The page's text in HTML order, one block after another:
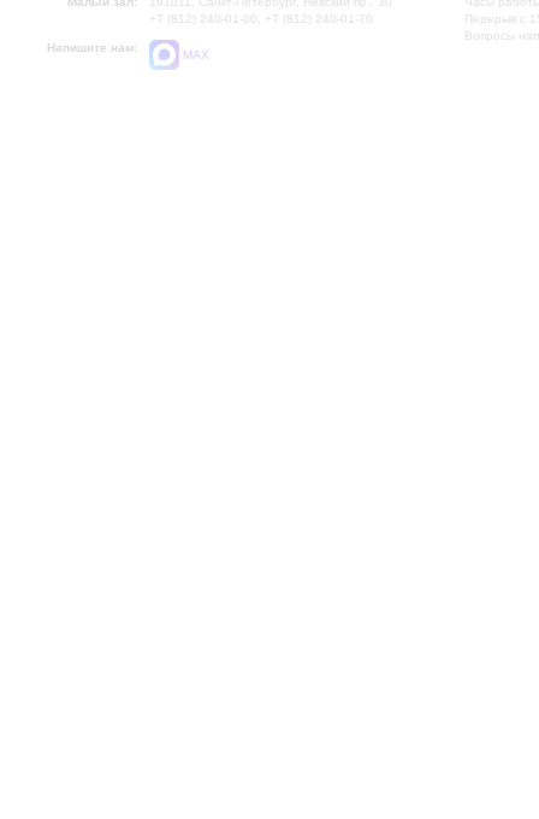
+7 (812) 240-01-00, +7 (812) 240-01-70
Напишите нам:
MAX
Перерыв с
Вопросы